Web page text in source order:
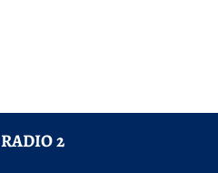
RADIO 2